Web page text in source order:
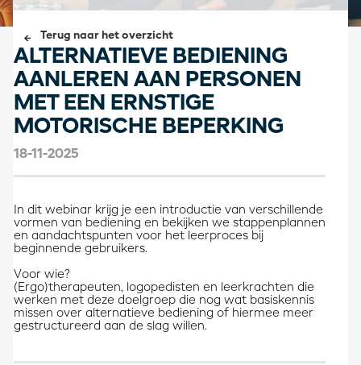
Terug naar het overzicht
ALTERNATIEVE BEDIENING
AANLEREN AAN PERSONEN
MET EEN ERNSTIGE
MOTORISCHE BEPERKING
18-11-2025
In dit webinar krijg je een introductie van verschillende
vormen van bediening en bekijken we stappenplannen
en aandachtspunten voor het leerproces bij
beginnende gebruikers.
Voor wie?
(Ergo)therapeuten, logopedisten en leerkrachten die
werken met deze doelgroep die nog wat basiskennis
missen over alternatieve bediening of hiermee meer
gestructureerd aan de slag willen.